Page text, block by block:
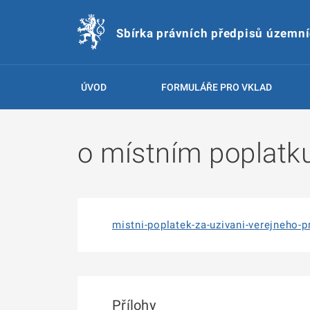
Sbírka právních předpisů
ÚVOD FORMULÁŘE PRO VKLAD
o místním
mistni-poplatek-za-uzivani-verejneho-
Přílohy